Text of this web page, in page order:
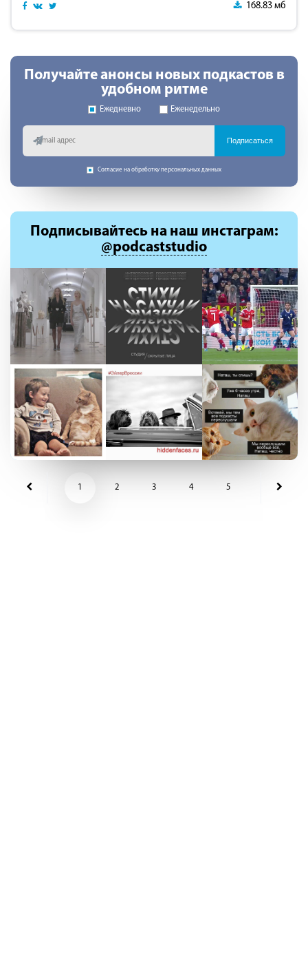
168.83 мб
Получайте анонсы новых подкастов в
удобном ритме
Ежедневно Еженедельно
Подписаться
Согласие на обработку персональных данных
Подписывайтесь на наш инстаграм:
@podcaststudio
1 2 3 4 5